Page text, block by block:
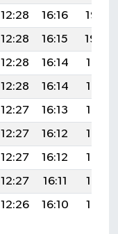
12:28 16:16
19:22
12:28 16:15
19:20
12:28 16:14
19:19
12:28 16:14
19:18
12:27 16:13
19:16
12:27 16:12
19:15
12:27 16:12
19:13
12:27 16:11
19:12
12:26 16:10 19:10